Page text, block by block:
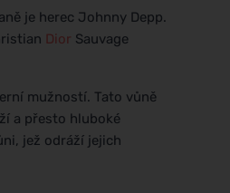
je herec Johnny Depp.
Dior Sauvage
mužností. Tato vůně
a přesto hluboké
jež odráží jejich